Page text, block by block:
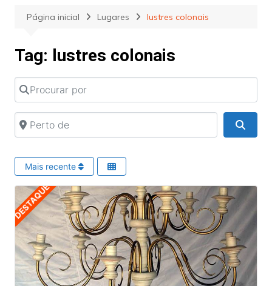
Página inicial Lugares lustres colonais
Tag: lustres colonais
Procurar por
Perto de
Mais recente
DESTAQUE